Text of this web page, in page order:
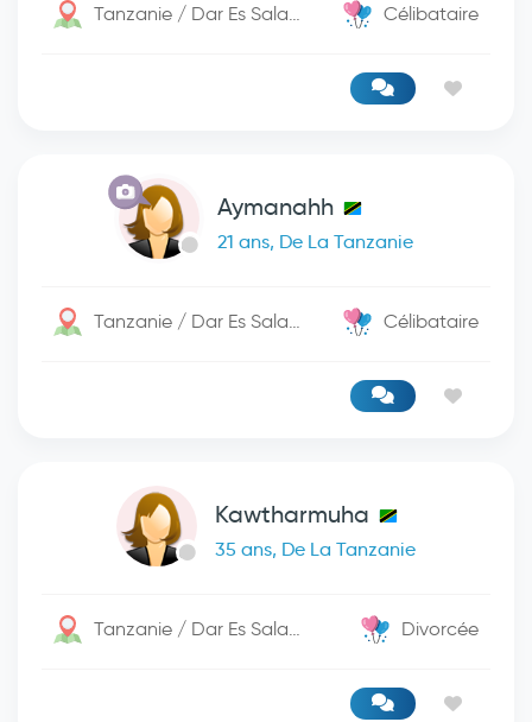
Tanzanie / Dar Es Salaam Célibataire
Aymanahh
21 ans, De La Tanzanie
Tanzanie / Dar Es Salaam Célibataire
Kawtharmuha
35 ans, De La Tanzanie
Tanzanie / Dar Es Salaam Divorcée